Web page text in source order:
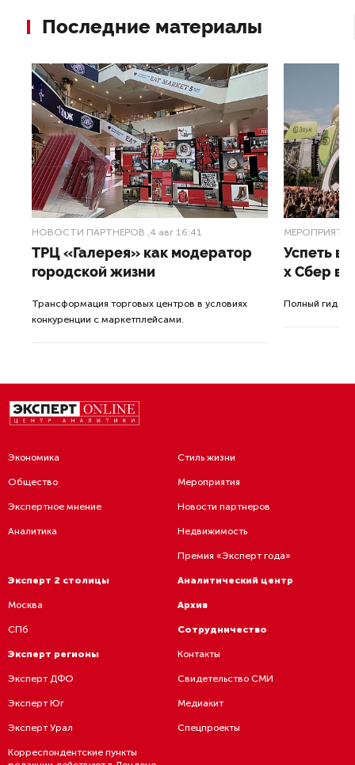
Последние материалы
НОВОСТИ ПАРТНЕРОВ ,4 авг 16:41
ТРЦ «Галерея» как модератор
городской жизни
Трансформация торговых центров в условиях
конкуренции с маркетплейсами.
МЕРОПРИЯТИЯ
Успеть
x Сбер в
Полный гид по
Экономика
Общество
Экспертное мнение
Аналитика
Стиль жизни
Мероприятия
Новости партнеров
Недвижимость
Премия «Эксперт года»
Эксперт 2 столицы
Москва
СПб
Эксперт регионы
Эксперт ДФО
Эксперт Юг
Эксперт Урал
Корреспондентские пункты
Аналитический центр
Архив
Сотрудничество
Контакты
Свидетельство СМИ
Медиакит
Спецпроекты